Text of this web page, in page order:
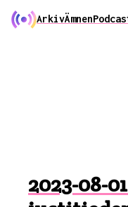
ArkivÄmnen
2023-08-